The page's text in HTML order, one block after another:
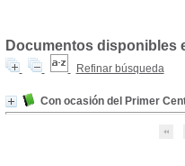
Documentos disponibles
Refinar búsqueda
Con ocasión del Primer